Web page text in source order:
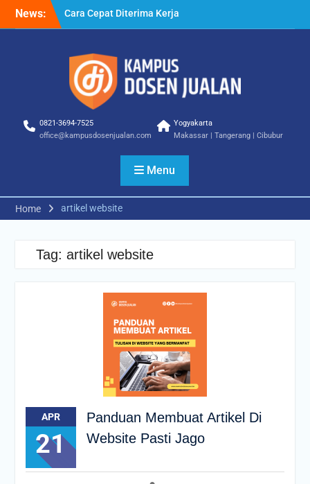
News:
Cara Cepat Diterima Kerja
– Tips Praktis yang Bisa
Cara Biar Dapat Pekerjaan
– Panduan Lengkap untuk
Pencari Kerja
Cara Dapat Pekerjaan –
Memperbesar Peluang
0821-3694-7525
office@kampusdosenjualan.com
Yogyakarta
Makassar | Tangerang | Cibubur
Menu
Home artikel website
Tag: artikel website
APR
21
Panduan Membuat Artikel Di
Website Pasti Jago